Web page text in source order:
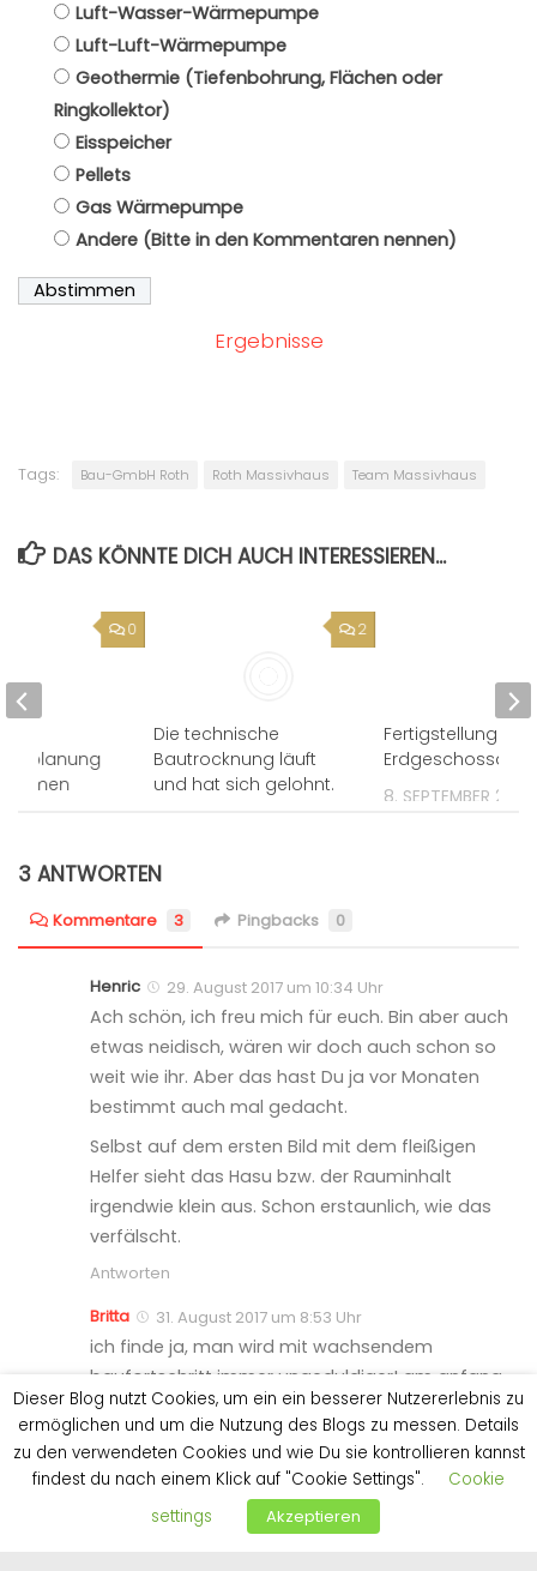
Luft-Wasser-Wärmepumpe
Luft-Luft-Wärmepumpe
Geothermie (Tiefenbohrung, Flächen oder
Ringkollektor)
Eisspeicher
Pellets
Gas Wärmepumpe
Andere (Bitte in den Kommentaren nennen)
Ergebnisse
Tags: Bau-GmbH Roth Roth Massivhaus Team Massivhaus
DAS KÖNNTE DICH AUCH INTERESSIEREN...
2
23. DEZEMBER 2017
Fertigstellung
8. SEPTEMBER 2017
0
Kommentare 3
Henric 29. August 2017 um 10:34 Uhr
Ach schön, ich freu mich für euch. Bin aber auch
etwas neidisch, wären wir doch auch schon so
weit wie ihr. Aber das hast Du ja vor Monaten
bestimmt auch mal gedacht.
Selbst auf dem ersten Bild mit dem fleißigen
Helfer sieht das Hasu bzw. der Rauminhalt
irgendwie klein aus. Schon erstaunlich, wie das
verfälscht.
Britta
31. August 2017 um 8:53 Uhr
ich finde ja, man wird mit wachsendem
baufortschritt immer ungeduldiger! am anfang
denkst du dir „haaach, wenn erstmal spatenstich
wär…“ und dann geht das verlangen nach dme
nächsten schritt einfachi mmer so weiter. wenn
die äußere hülle steht, dann willst du
Dieser Blog nutzt Cookies, um ein ein besserer Nutzererlebnis zu
ermöglichen und um die Nutzung des Blogs zu messen. Details
zu den verwendeten Cookies und wie Du sie kontrollieren kannst
findest du nach einem Klick auf "Cookie Settings".
Cookie
settings
Akzeptieren